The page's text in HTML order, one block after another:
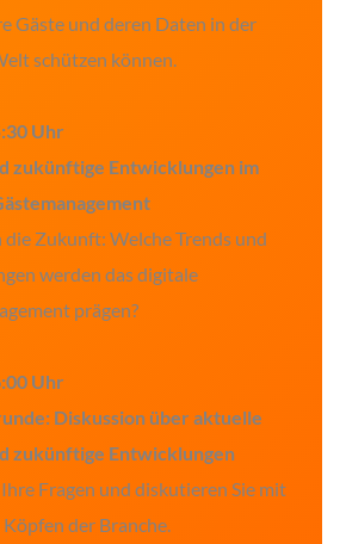
Gäste und deren Daten in der
schützen können.
Uhr
zukünftige Entwicklungen im
die Zukunft: Welche Trends und
werden das digitale
prägen?
Uhr
Diskussion über aktuelle
zukünftige Entwicklungen
Fragen und diskutieren Sie mit
der Branche.